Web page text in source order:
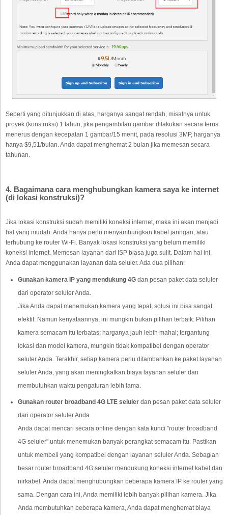
Seperti yang ditunjukkan di atas, harganya sangat rendah, misalnya untuk
proyek (konstruksi) 1 tahun, jika pengambilan gambar dilakukan secara terus
menerus dengan kecepatan 1 gambar/15 menit, pada resolusi 3MP, harganya
hanya $9,51/bulan. Anda dapat menghemat 2 bulan jika memesan secara
tahunan.
4. Bagaimana cara menghubungkan kamera saya ke internet
(di lokasi konstruksi)?
Jika lokasi konstruksi sudah memiliki koneksi internet, maka ini akan menjadi
hal yang mudah. Anda hanya perlu menyambungkan kabel jaringan, atau
terhubung ke router Wi-Fi. Banyak lokasi konstruksi yang belum memiliki
koneksi internet. Memesan layanan dari ISP biasa juga sulit. Dalam hal ini,
Anda dapat menggunakan layanan data seluler. Ada dua pilihan:
Gunakan kamera IP yang mendukung 4G dan pesan paket data seluler
dari operator seluler Anda.
Jika Anda dapat menemukan kamera yang tepat, solusi ini bisa sangat
efektif. Namun kenyataannya, ini mungkin bukan pilihan terbaik: Pilihan
kamera semacam itu terbatas; harganya jauh lebih mahal; tergantung
lokasi dan model kamera, mungkin tidak kompatibel dengan operator
seluler Anda. Terakhir, setiap kamera perlu ditambahkan ke paket layanan
seluler Anda, yang akan meningkatkan biaya layanan seluler dan
membutuhkan waktu pengaturan lebih lama.
Gunakan router broadband 4G LTE seluler dan pesan paket data seluler
dari operator seluler Anda
Anda dapat mencari secara online dengan kata kunci "router broadband
4G seluler" untuk menemukan banyak perangkat semacam itu. Pastikan
untuk membeli yang kompatibel dengan layanan seluler Anda. Sebagian
besar router broadband 4G seluler mendukung koneksi internet kabel dan
nirkabel. Anda dapat menghubungkan beberapa kamera IP ke router yang
sama. Dengan cara ini, Anda memiliki lebih banyak pilihan kamera. Jika
Anda membutuhkan beberapa kamera, Anda dapat menghemat biaya